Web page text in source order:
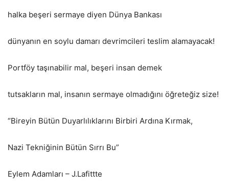
halka beşeri sermaye diyen Dünya Bankası
dünyanın en soylu damarı devrimcileri teslim alamayacak!
Portföy taşınabilir mal, beşeri insan demek
tutsakların mal, insanın sermaye olmadığını öğreteğiz size!
“Bireyin Bütün Duyarlılıklarını Birbiri Ardına Kırmak,
Nazi Tekniğinin Bütün Sırrı Bu”
Eylem Adamları – J.Lafittte